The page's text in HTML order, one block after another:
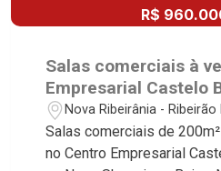
R$
Salas comerciais à
Empresarial Castelo
ao Novo Shopping -
Nova Ribeirânia -
Salas comerciais de
no Centro Empresarial